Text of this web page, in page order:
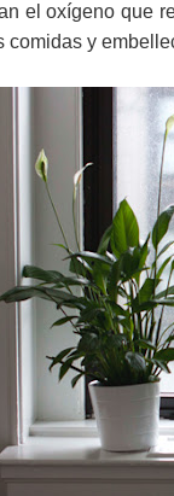
el oxígeno que
comidas y